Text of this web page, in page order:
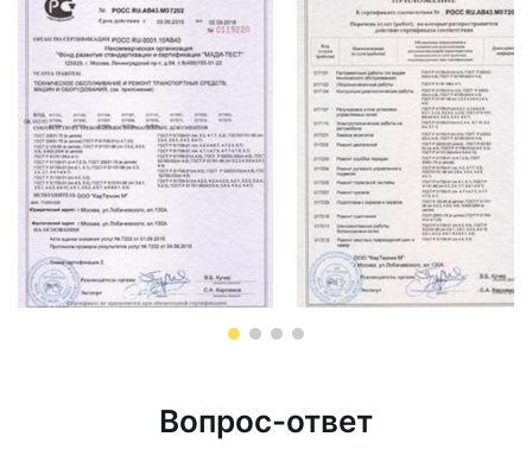
Вопрос-ответ